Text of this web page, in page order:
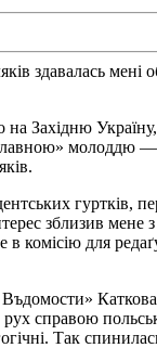
здавалась
Західню
молоддю
гуртків,
зблизив мене
в комісію для
Въдомости»
справою
Так спинилась